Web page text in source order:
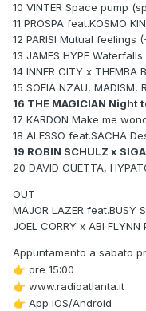
10 VINTER Space pump
11 PROSPA feat.KOSMO
12 PARISI Mutual feelings
13 JAMES HYPE
14 INNER CITY x THEMBA
15 SOFIA NZAU, MADISM,
16 THE MAGICIAN Night
17 KARDON Make me
18 ALESSO feat.SACHA
19 ROBIN SCHULZ x
20 DAVID GUETTA,
OUT
MAJOR LAZER feat.BUSY
JOEL CORRY x ABI FLYNN
Appuntamento a sabato
👉 ore 15:00
👉 www.radioatlanta.it
👉 App iOS/Android